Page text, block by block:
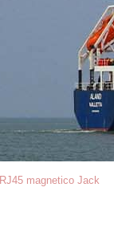
RJ45 magnetico Jack